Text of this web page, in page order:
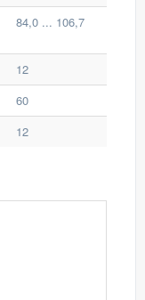
84,0 ... 106,7
12
60
12